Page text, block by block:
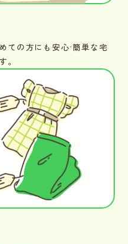
ての方にも安心·簡単な宅
。